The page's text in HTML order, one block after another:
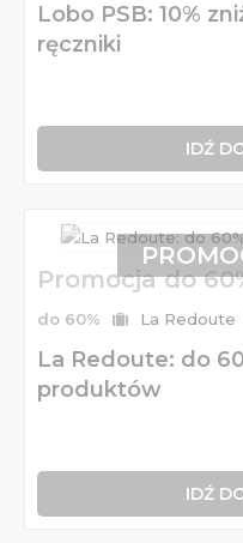
Lobo PSB: 10%
ręczniki
IDŹ
Promocja do
do 60% La Redoute
La Redoute: do
produktów
IDŹ